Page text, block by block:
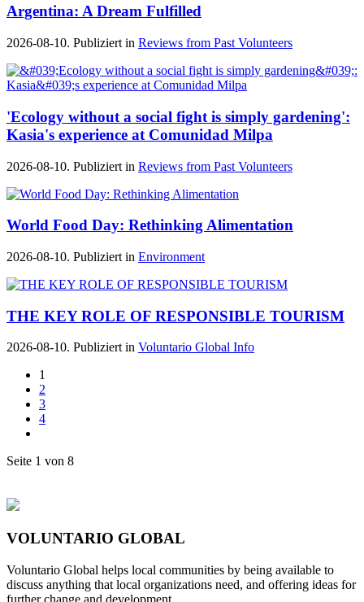
Argentina: A Dream Fulfilled
2026-08-10. Publiziert in Reviews from Past Volunteers
'Ecology without a social fight is simply gardening':
Kasia's experience at Comunidad Milpa
2026-08-10. Publiziert in Reviews from Past Volunteers
World Food Day: Rethinking Alimentation
2026-08-10. Publiziert in Environment
THE KEY ROLE OF RESPONSIBLE TOURISM
2026-08-10. Publiziert in Voluntario Global Info
1
2
3
4
Seite 1 von 8
VOLUNTARIO GLOBAL
Voluntario Global helps local communities by being available to
discuss anything that local organizations need, and offering ideas for
further change and development.